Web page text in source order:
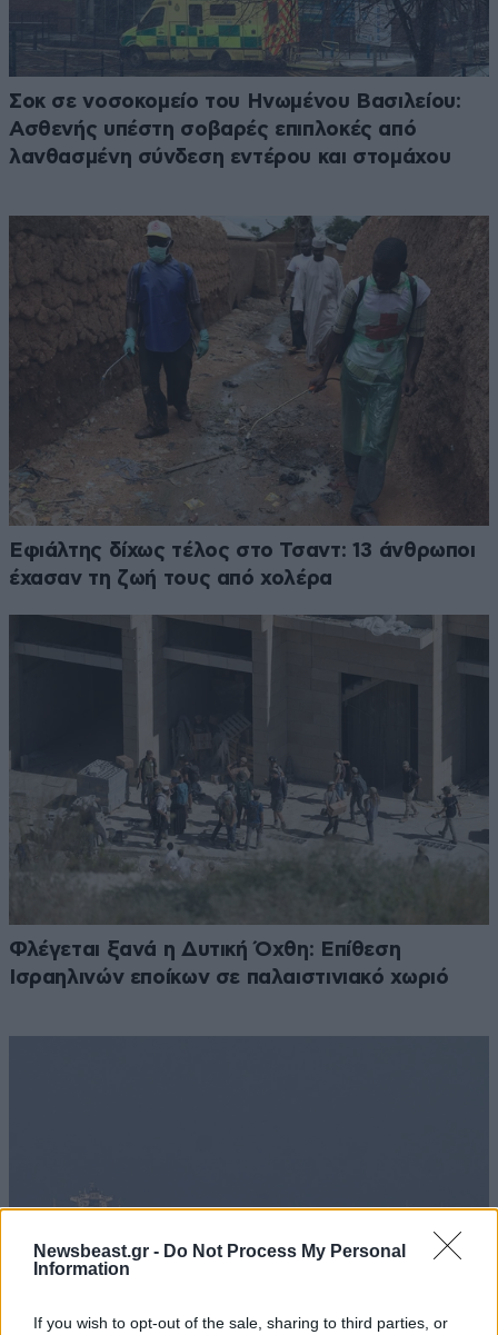
Newsbeast.gr - Do Not Process My Personal
Information
If you wish to opt-out of the sale, sharing to third parties, or
Σοκ σε νοσοκομείο του Ηνωμένου Βασιλείου:
Ασθενής υπέστη σοβαρές επιπλοκές από
λανθασμένη σύνδεση εντέρου και στομάχου
Εφιάλτης δίχως τέλος στο Τσαντ: 13 άνθρωποι
έχασαν τη ζωή τους από χολέρα
Φλέγεται ξανά η Δυτική Όχθη: Επίθεση
Ισραηλινών εποίκων σε παλαιστινιακό χωριό